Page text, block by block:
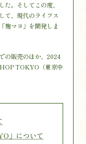
。そしてこの度、
て、現代のライフス
麹マヨ」を開発しま
の販売のほか、2024
TOKYO（東京中
」について